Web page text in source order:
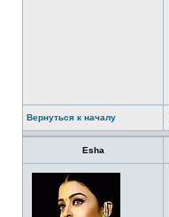
Вернуться к началу
Esha